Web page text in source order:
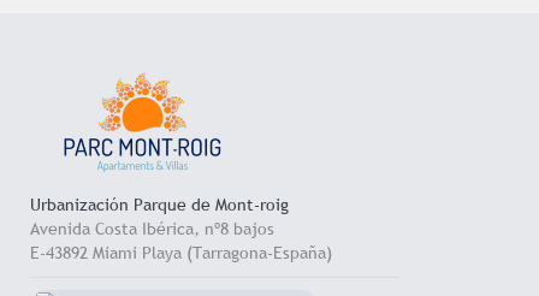
Urbanización Parque de Mont-roig
Avenida Costa Ibérica, nº8 bajos
E-43892 Miami Playa (Tarragona-España)